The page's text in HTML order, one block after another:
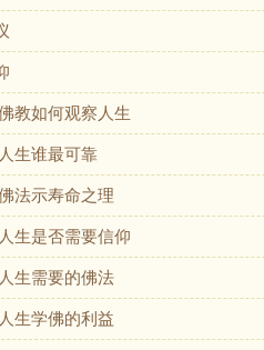
教如何观察人生
生谁最可靠
法示寿命之理
生是否需要信仰
生需要的佛法
生学佛的利益